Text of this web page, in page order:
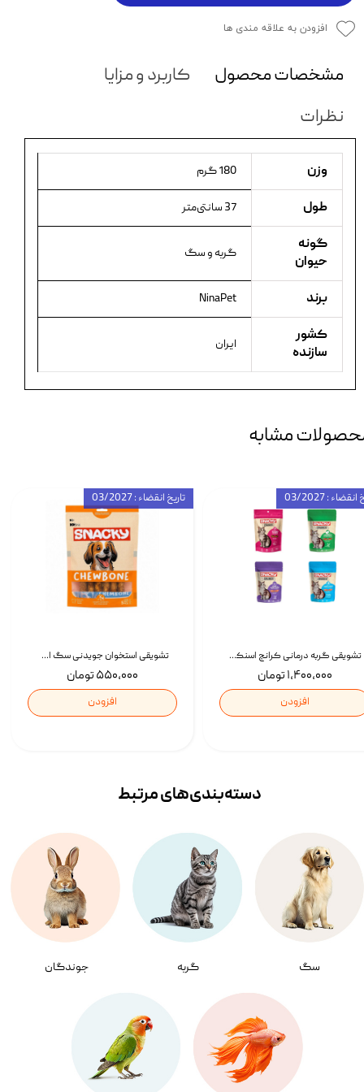
افزودن به علاقه مندی ها
مشخصات محصول
کاربرد و مزایا
نظرات
وزن 180 گرم
طول 37 سانتی‌متر
گونه
حیوان
گربه و سگ
برند NinaPet
کشور
سازنده
ایران
مشابه
تشویقی استخوان جویدنی سگ اسنکی کرانچی با طعم مرغ Snacky Crunchy Munchy وزن 100 گرم
۵۵۰,۰۰۰ تومان
افزودن
تاریخ انقضاء : 03/2027
تشویقی گربه درمانی کرانچ اسنکی با طعم میکس Snacky Crunch Cat Treats وزن 60 گرم بسته 4 عددی
۱,۴۰۰,۰۰۰ تومان
افزودن
: 03/2027
سگ گربه جوندگان
دسته‌بندی‌‌های مرتبط